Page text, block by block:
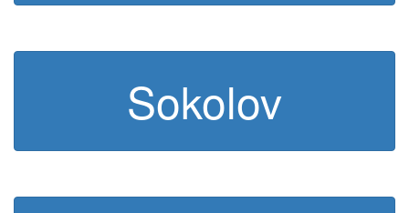
Sokolov